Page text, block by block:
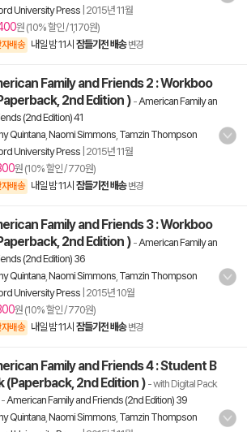
University Press 2015년 11월
원 (10% 할인 / 1,170원)
자배송 내일 밤 11시 잠들기전 배송 변경
Family and Friends 2 : Workboo
2nd Edition ) -American Family an
(2nd Edition) 41
Quintana Naomi Simmons Tamzin Thompson
University Press 2015년 11월
원 (10% 할인 / 770원)
자배송 내일 밤 11시 잠들기전 배송 변경
Family and Friends 3 : Workboo
2nd Edition ) -American Family an
(2nd Edition) 36
Quintana Naomi Simmons Tamzin Thompson
University Press 2015년 10월
원 (10% 할인 / 770원)
자배송 내일 밤 11시 잠들기전 배송 변경
Family and Friends 4 : Student B
(Paperback, 2nd Edition ) - with Digital Pack
-American Family and Friends (2nd Edition) 39
Quintana Naomi Simmons Tamzin Thompson